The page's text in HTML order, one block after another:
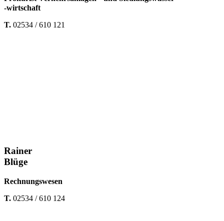
-wirtschaft
T. 02534 / 610 121
Rainer
Blüge
Rechnungswesen
T. 02534 / 610 124